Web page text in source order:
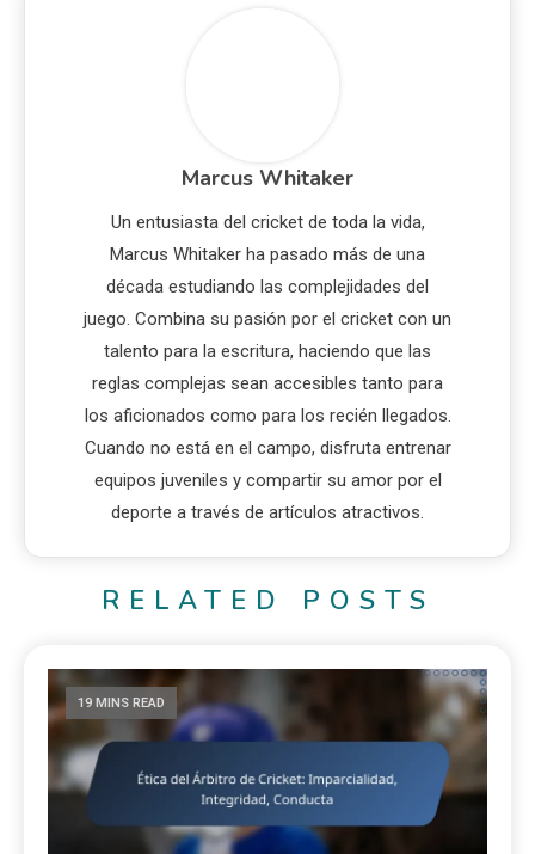
Marcus Whitaker
Un entusiasta del cricket de toda la vida,
Marcus Whitaker ha pasado más de una
década estudiando las complejidades del
juego. Combina su pasión por el cricket con un
talento para la escritura, haciendo que las
reglas complejas sean accesibles tanto para
los aficionados como para los recién llegados.
Cuando no está en el campo, disfruta entrenar
equipos juveniles y compartir su amor por el
deporte a través de artículos atractivos.
RELATED POSTS
19 MINS READ